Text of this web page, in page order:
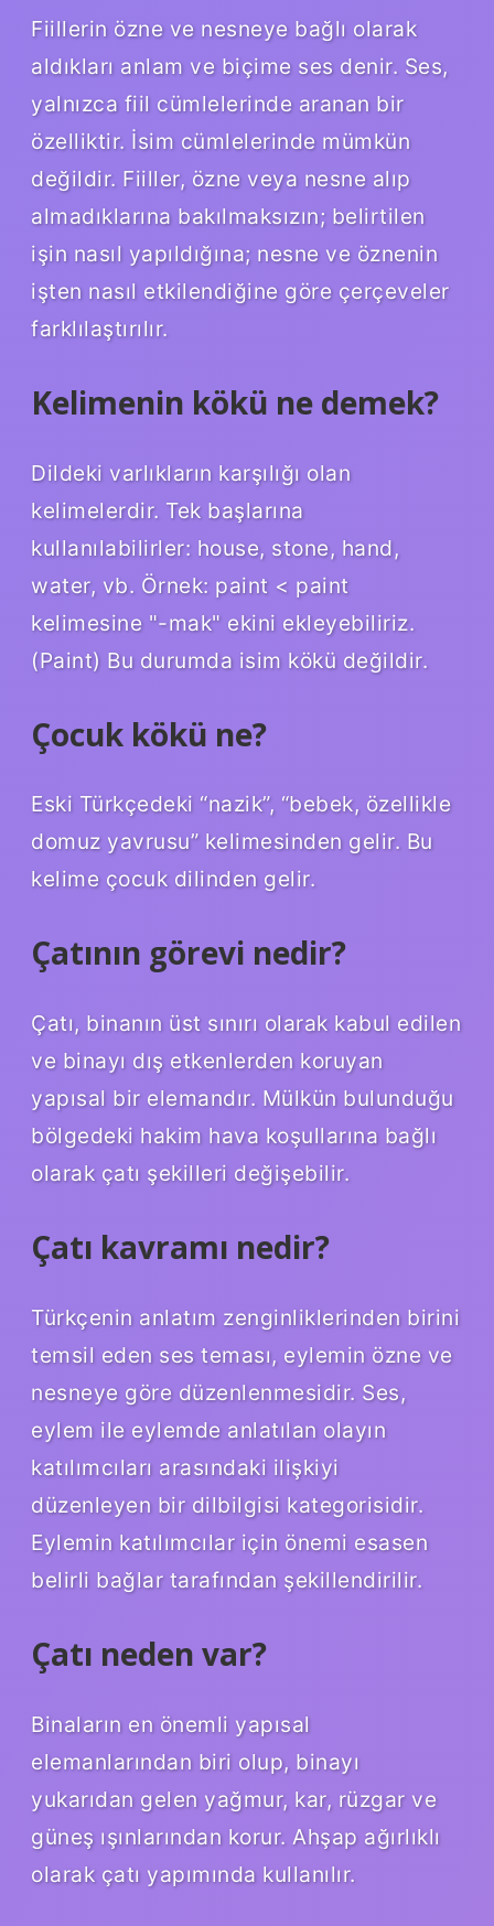
Fiillerin özne ve nesneye bağlı olarak
aldıkları anlam ve biçime ses denir. Ses,
yalnızca fiil cümlelerinde aranan bir
özelliktir. İsim cümlelerinde mümkün
değildir. Fiiller, özne veya nesne alıp
almadıklarına bakılmaksızın; belirtilen
işin nasıl yapıldığına; nesne ve öznenin
işten nasıl etkilendiğine göre çerçeveler
farklılaştırılır.
Kelimenin kökü ne demek?
Dildeki varlıkların karşılığı olan
kelimelerdir. Tek başlarına
kullanılabilirler: ​​house, stone, hand,
water, vb. Örnek: paint < paint
kelimesine "-mak" ekini ekleyebiliriz.
(Paint) Bu durumda isim kökü değildir.
Çocuk kökü ne?
Eski Türkçedeki “nazik”, “bebek, özellikle
domuz yavrusu” kelimesinden gelir. Bu
kelime çocuk dilinden gelir.
Çatının görevi nedir?
Çatı, binanın üst sınırı olarak kabul edilen
ve binayı dış etkenlerden koruyan
yapısal bir elemandır. Mülkün bulunduğu
bölgedeki hakim hava koşullarına bağlı
olarak çatı şekilleri değişebilir.
Çatı kavramı nedir?
Türkçenin anlatım zenginliklerinden birini
temsil eden ses teması, eylemin özne ve
nesneye göre düzenlenmesidir. Ses,
eylem ile eylemde anlatılan olayın
katılımcıları arasındaki ilişkiyi
düzenleyen bir dilbilgisi kategorisidir.
Eylemin katılımcılar için önemi esasen
belirli bağlar tarafından şekillendirilir.
Çatı neden var?
Binaların en önemli yapısal
elemanlarından biri olup, binayı
yukarıdan gelen yağmur, kar, rüzgar ve
güneş ışınlarından korur. Ahşap ağırlıklı
olarak çatı yapımında kullanılır.